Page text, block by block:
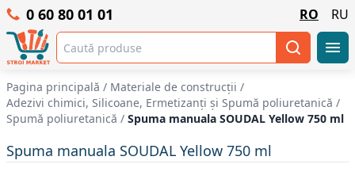
0 60 80 01 01 RO RU
Pagina principală / Materiale de construcții /
Adezivi chimici, Silicoane, Ermetizanți și Spumă poliuretanică /
Spumă poliuretanică / Spuma manuala SOUDAL Yellow 750 ml
Spuma manuala SOUDAL Yellow 750 ml